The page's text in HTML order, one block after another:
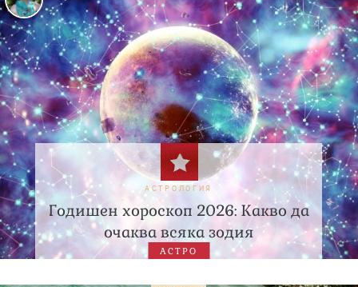
АСТРОЛОГИЯ
Годишен хороскоп 2026: Какво да
очаква всяка зодия
АСТРО